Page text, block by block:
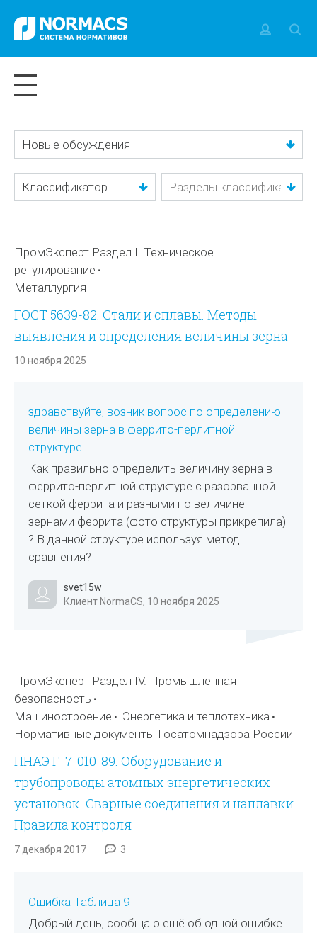
Новые обсуждения
Классификатор
ПромЭксперт Раздел I. Техническое
регулирование
Металлургия
ГОСТ 5639-82. Стали и сплавы. Методы
выявления и определения величины зерна
10 ноября 2025
здравствуйте, возник вопрос по определению
величины зерна в феррито-перлитной
структуре
Как правильно определить величину зерна в
феррито-перлитной структуре с разорванной
сеткой феррита и разными по величине
зернами феррита (фото структуры прикрепила)
? В данной структуре используя метод
сравнения?
svet15w
Клиент NormaCS, 10 ноября 2025
ПромЭксперт Раздел IV. Промышленная
безопасность
Машиностроение
Энергетика и теплотехника
Нормативные документы Госатомнадзора России
ПНАЭ Г-7-010-89. Оборудование и
трубопроводы атомных энергетических
установок. Сварные соединения и наплавки.
Правила контроля
7 декабря 2017 3
Ошибка Таблица 9
Добрый день, сообщаю ещё об одной ошибке